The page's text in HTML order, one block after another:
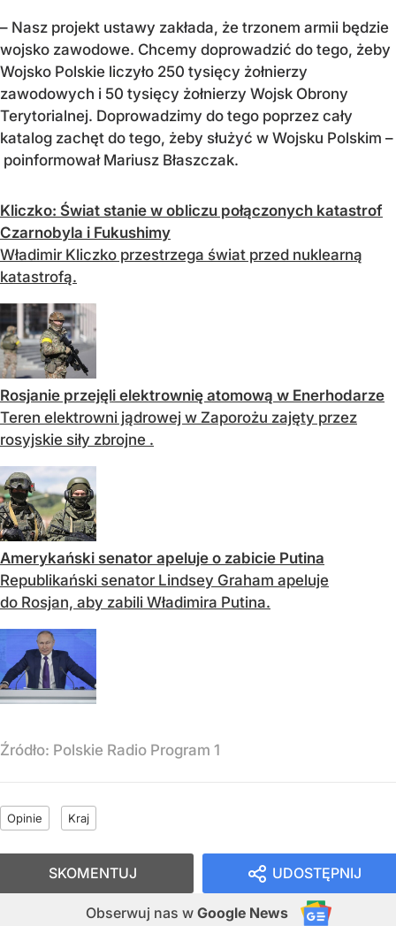
– Nasz projekt ustawy zakłada, że trzonem armii będzie
wojsko zawodowe. Chcemy doprowadzić do tego, żeby
Wojsko Polskie liczyło 250 tysięcy żołnierzy
zawodowych i 50 tysięcy żołnierzy Wojsk Obrony
Terytorialnej. Doprowadzimy do tego poprzez cały
katalog zachęt do tego, żeby służyć w Wojsku Polskim –
poinformował Mariusz Błaszczak.
Kliczko: Świat stanie w obliczu połączonych katastrof
Czarnobyla i Fukushimy
Władimir Kliczko przestrzega świat przed nuklearną
katastrofą.
Rosjanie przejęli elektrownię atomową w Enerhodarze
Teren elektrowni jądrowej w Zaporożu zajęty przez
rosyjskie siły zbrojne .
Amerykański senator apeluje o zabicie Putina
Republikański senator Lindsey Graham apeluje
do Rosjan, aby zabili Władimira Putina.
Źródło: Polskie Radio Program 1
Opinie Kraj
UDOSTĘPNIJ
Obserwuj nas w Google News
SKOMENTUJ